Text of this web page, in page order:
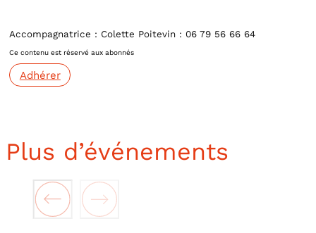
Accompagnatrice : Colette Poitevin : 06 79 56 66 64
Ce contenu est réservé aux abonnés
Adhérer
Plus d’événements